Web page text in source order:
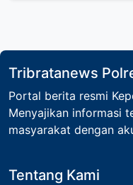
Tribratanews
Portal berita resmi
Menyajikan informasi
masyarakat dengan
Tentang Kami